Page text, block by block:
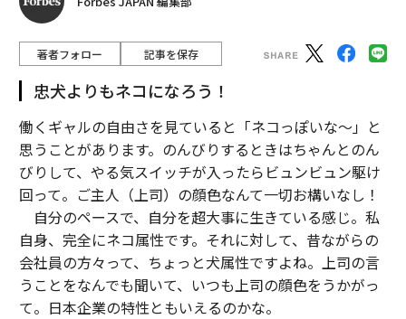
著者フォロー 記事を保存
忠犬よりもネコになろう！
働くギャルの自由さを見ていると「ネコっぽいな〜」と
思うことがあります。のんびりするときはちゃんとのん
びりして、やる気スイッチが入ったらビュンビュン駆け
回って。ご主人（上司）の顔色なんて一切お構いなし！
自分のペースで、自分を超大事に生きている感じ。私
自身、完全にネコ属性です。それに対して、昔ながらの
会社員の方々って、ちょっと犬属性ですよね。上司の言
うことをなんでも聞いて、いつも上司の顔色をうかがっ
て。日本企業の特性ともいえるのかな。